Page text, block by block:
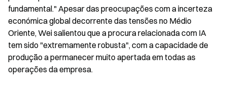
fundamental." Apesar das preocupações com a incerteza
económica global decorrente das tensões no Médio
Oriente, Wei salientou que a procura relacionada com IA
tem sido "extremamente robusta", com a capacidade de
produção a permanecer muito apertada em todas as
operações da empresa.